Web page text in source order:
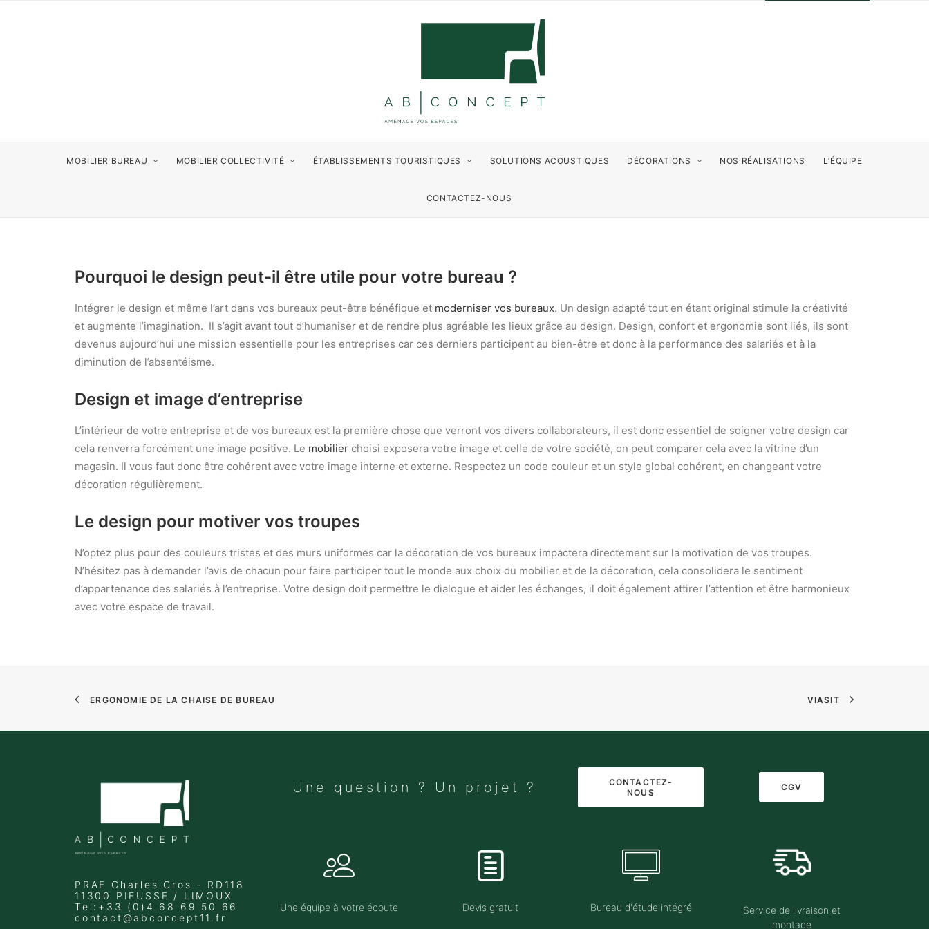
MOBILIER BUREAU MOBILIER COLLECTIVITÉ ÉTABLISSEMENTS TOURISTIQUES SOLUTIONS ACOUSTIQUES DÉCORATIONS NOS RÉALISATIONS L’ÉQUIPE
CONTACTEZ-NOUS
Pourquoi le design peut-il être utile pour votre bureau ?
Intégrer le design et même l’art dans vos bureaux peut-être bénéfique et moderniser vos bureaux. Un design adapté tout en étant original stimule la créativité
et augmente l’imagination. Il s’agit avant tout d’humaniser et de rendre plus agréable les lieux grâce au design. Design, confort et ergonomie sont liés, ils sont
devenus aujourd’hui une mission essentielle pour les entreprises car ces derniers participent au bien-être et donc à la performance des salariés et à la
diminution de l’absentéisme.
Design et image d’entreprise
L’intérieur de votre entreprise et de vos bureaux est la première chose que verront vos divers collaborateurs, il est donc essentiel de soigner votre design car
cela renverra forcément une image positive. Le mobilier choisi exposera votre image et celle de votre société, on peut comparer cela avec la vitrine d’un
magasin. Il vous faut donc être cohérent avec votre image interne et externe. Respectez un code couleur et un style global cohérent, en changeant votre
décoration régulièrement.
Le design pour motiver vos troupes
N’optez plus pour des couleurs tristes et des murs uniformes car la décoration de vos bureaux impactera directement sur la motivation de vos troupes.
N’hésitez pas à demander l’avis de chacun pour faire participer tout le monde aux choix du mobilier et de la décoration, cela consolidera le sentiment
d’appartenance des salariés à l’entreprise. Votre design doit permettre le dialogue et aider les échanges, il doit également attirer l’attention et être harmonieux
avec votre espace de travail.
ERGONOMIE DE LA CHAISE DE BUREAU VIASIT
PRAE Charles Cros - RD118
11300 PIEUSSE / LIMOUX
Tel:+33 (0)4 68 69 50 66
contact@abconcept11.fr
Une question ? Un projet ?
CONTACTEZ-
NOUS
CGV
Une équipe à votre écoute Devis gratuit Bureau d'étude intégré
Service de livraison et
montage